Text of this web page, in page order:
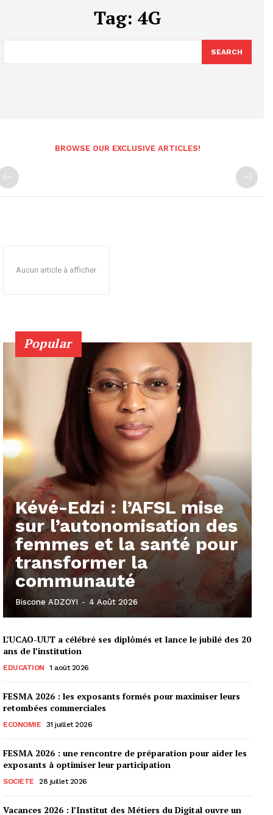
Tag: 4G
SEARCH
BROWSE OUR EXCLUSIVE ARTICLES!
Aucun article à afficher
Popular
Kévé-Edzi : l’AFSL mise
sur l’autonomisation des
femmes et la santé pour
transformer la
communauté
Biscone ADZOYI - 4 Août 2026
L’UCAO-UUT a célébré ses diplômés et lance le jubilé des 20
ans de l’institution
EDUCATION 1 août 2026
FESMA 2026 : les exposants formés pour maximiser leurs
retombées commerciales
ECONOMIE 31 juillet 2026
FESMA 2026 : une rencontre de préparation pour aider les
exposants à optimiser leur participation
SOCIETE 28 juillet 2026
Vacances 2026 : l’Institut des Métiers du Digital ouvre un